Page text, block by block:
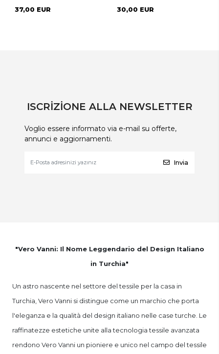
37,00 EUR 30,00 EUR
ISCRİZİONE ALLA NEWSLETTER
Voglio essere informato via e-mail su offerte,
annunci e aggiornamenti.
Invia
"Vero Vanni: Il Nome Leggendario del Design Italiano
in Turchia"
Un astro nascente nel settore del tessile per la casa in
Turchia, Vero Vanni si distingue come un marchio che porta
l'eleganza e la qualità del design italiano nelle case turche. Le
raffinatezze estetiche unite alla tecnologia tessile avanzata
rendono Vero Vanni un pioniere e unico nel campo del tessile